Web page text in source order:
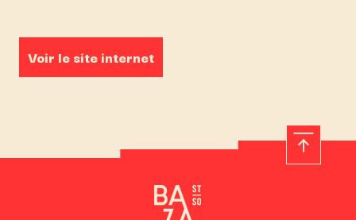
Voir le site internet